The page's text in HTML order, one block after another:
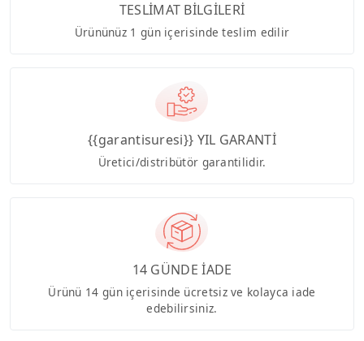
TESLİMAT BİLGİLERİ
Ürününüz 1 gün içerisinde teslim edilir
{{garantisuresi}} YIL GARANTİ
Üretici/distribütör garantilidir.
14 GÜNDE İADE
Ürünü 14 gün içerisinde ücretsiz ve kolayca iade
edebilirsiniz.